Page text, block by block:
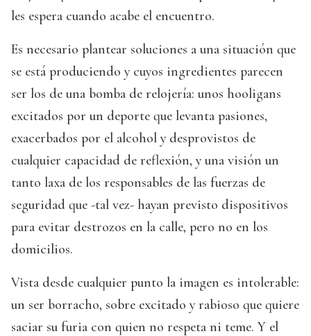
les espera cuando acabe el encuentro.
Es necesario plantear soluciones a una situación que
se está produciendo y cuyos ingredientes parecen
ser los de una bomba de relojería: unos hooligans
excitados por un deporte que levanta pasiones,
exacerbados por el alcohol y desprovistos de
cualquier capacidad de reflexión, y una visión un
tanto laxa de los responsables de las fuerzas de
seguridad que -tal vez- hayan previsto dispositivos
para evitar destrozos en la calle, pero no en los
domicilios.
Vista desde cualquier punto la imagen es intolerable:
un ser borracho, sobre excitado y rabioso que quiere
saciar su furia con quien no respeta ni teme. Y el